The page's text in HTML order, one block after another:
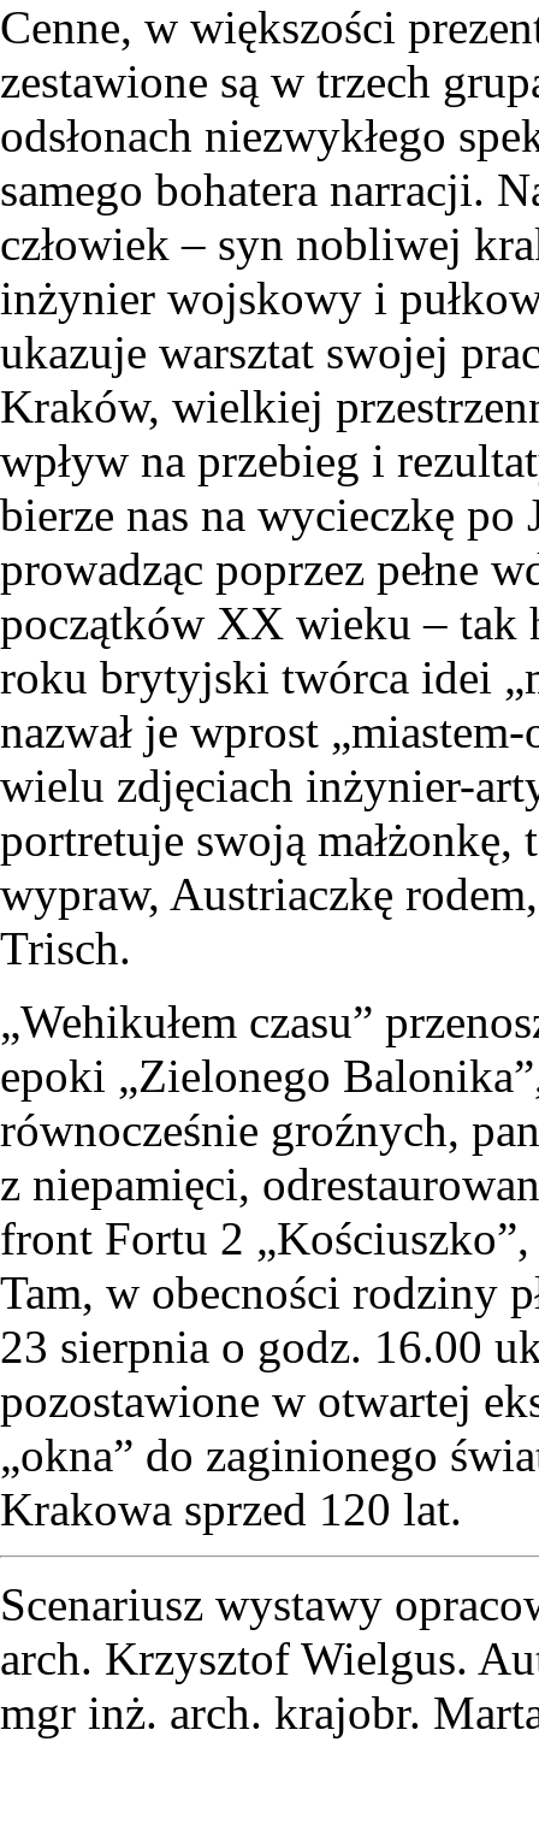
Cenne, w większości
zestawione są w trzech
odsłonach niezwykłego
samego bohatera narracji.
człowiek – syn nobliwej
inżynier wojskowy i
ukazuje warsztat swojej
Kraków, wielkiej
wpływ na przebieg i
bierze nas na wycieczkę
prowadząc poprzez pełne
początków XX wieku – tak
roku brytyjski twórca idei
nazwał je wprost
wielu zdjęciach inżynier-
portretuje swoją
wypraw, Austriaczkę
Trisch.
„Wehikułem czasu”
epoki „Zielonego
równocześnie groźnych,
z niepamięci,
front Fortu 2
Tam, w obecności rodziny
23 sierpnia o godz. 16.00
pozostawione w otwartej
„okna” do zaginionego
Krakowa sprzed 120 lat.
Scenariusz wystawy
arch. Krzysztof Wielgus.
mgr inż. arch. krajobr.